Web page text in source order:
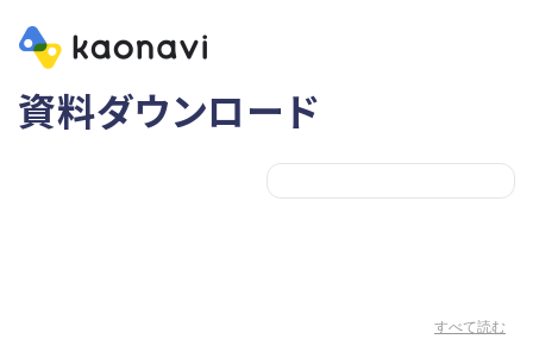
資料ダウンロード
すべて読む